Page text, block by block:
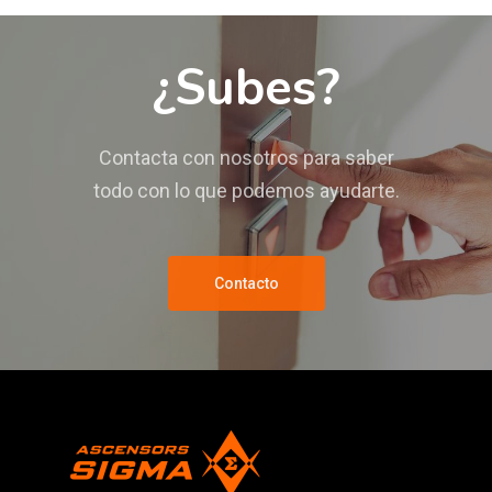
¿Subes?
Contacta con nosotros para saber
todo con lo que podemos ayudarte.
Contacto